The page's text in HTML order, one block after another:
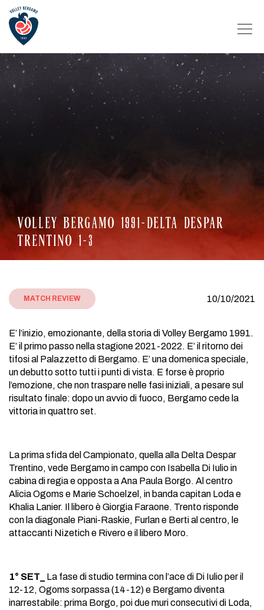
VOLLEY BERGAMO 1991-DELTA DESPAR
TRENTINO 1-3
MATCH REVIEW 10/10/2021
E’ l’inizio, emozionante, della storia di Volley Bergamo 1991.
E’ il primo passo nella stagione 2021-2022. E’ il ritorno dei
tifosi al Palazzetto di Bergamo. E’ una domenica speciale,
un debutto sotto tutti i punti di vista. E forse è proprio
l’emozione, che non traspare nelle fasi iniziali, a pesare sul
risultato finale: dopo un avvio di fuoco, Bergamo cede la
vittoria in quattro set.
La prima sfida del Campionato, quella alla Delta Despar
Trentino, vede Bergamo in campo con Isabella Di Iulio in
cabina di regia e opposta a Ana Paula Borgo. Al centro
Alicia Ogoms e Marie Schoelzel, in banda capitan Loda e
Khalia Lanier. Il libero è Giorgia Faraone. Trento risponde
con la diagonale Piani-Raskie, Furlan e Berti al centro, le
attaccanti Nizetich e Rivero e il libero Moro.
1° SET_
La fase di studio termina con l’ace di Di Iulio per il
12-12, Ogoms sorpassa (14-12) e Bergamo diventa
inarrestabile: prima Borgo, poi due muri consecutivi di Loda,